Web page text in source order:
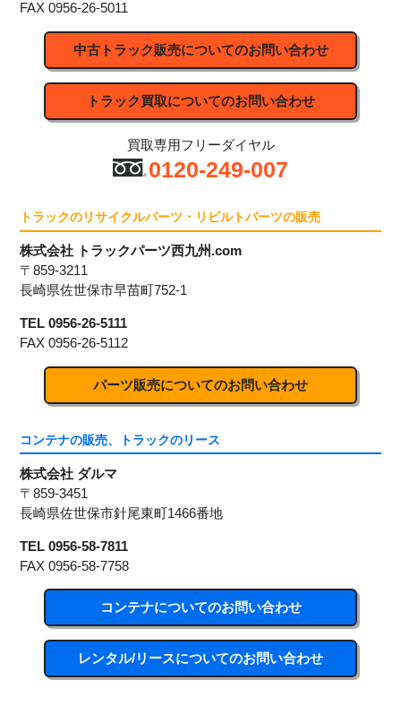
FAX 0956-26-5011
中古トラック販売についてのお問い合わせ
トラック買取についてのお問い合わせ
買取専用フリーダイヤル
0120-249-007
トラックのリサイクルパーツ・リビルトパーツの販売
株式会社 トラックパーツ西九州.com
〒859-3211
長崎県佐世保市早苗町752-1
TEL 0956-26-5111
FAX 0956-26-5112
パーツ販売についてのお問い合わせ
コンテナの販売、トラックのリース
株式会社 ダルマ
〒859-3451
長崎県佐世保市針尾東町1466番地
TEL 0956-58-7811
FAX 0956-58-7758
コンテナについてのお問い合わせ
レンタル/リースについてのお問い合わせ